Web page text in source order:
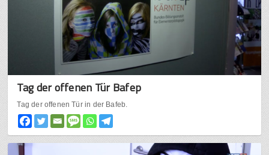
Tag der offenen Tür Bafep
Tag der offenen Tür in der Bafeb.